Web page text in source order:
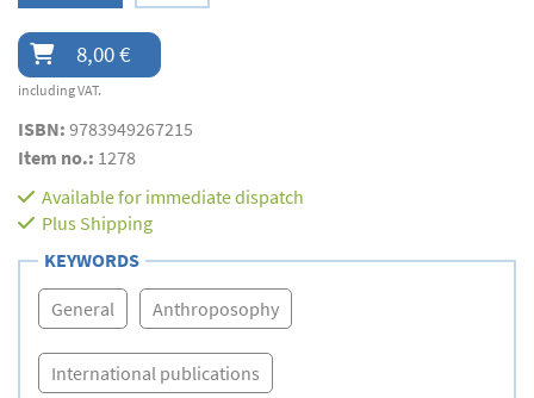
8,00 €
including VAT.
ISBN: 9783949267215
Item no.: 1278
Available for immediate dispatch
Plus Shipping
KEYWORDS
General Anthroposophy
International publications